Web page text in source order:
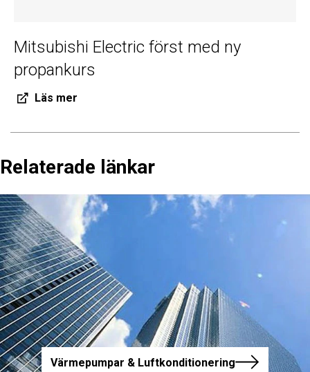
Mitsubishi Electric först med ny
propankurs
Läs mer
Relaterade länkar
Värmepumpar & Luftkonditionering